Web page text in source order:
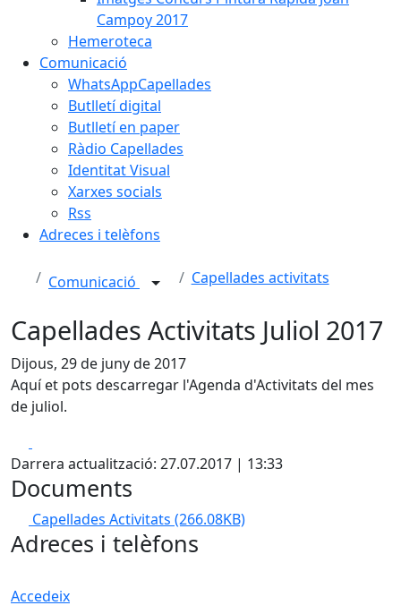
Campoy 2017
Hemeroteca
Comunicació
WhatsAppCapellades
Butlletí digital
Butlletí en paper
Ràdio Capellades
Identitat Visual
Xarxes socials
Rss
Adreces i telèfons
Comunicació Capellades activitats
Capellades Activitats Juliol 2017
Dijous, 29 de juny de 2017
Aquí et pots descarregar l'Agenda d'Activitats del mes
de juliol.
Darrera actualització: 27.07.2017 | 13:33
Documents
Capellades Activitats (266.08KB)
Adreces i telèfons
Accedeix